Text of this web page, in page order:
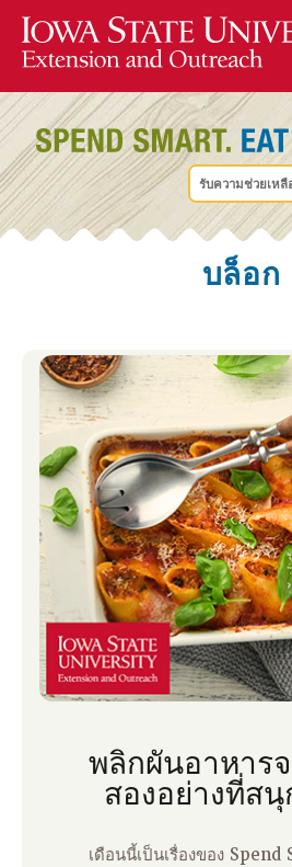
รับความช่วยเห
บล็อก
พลิกผันอาหาร
สองอย่างที่ส
เดือนนี้เป็นเรื่องของ